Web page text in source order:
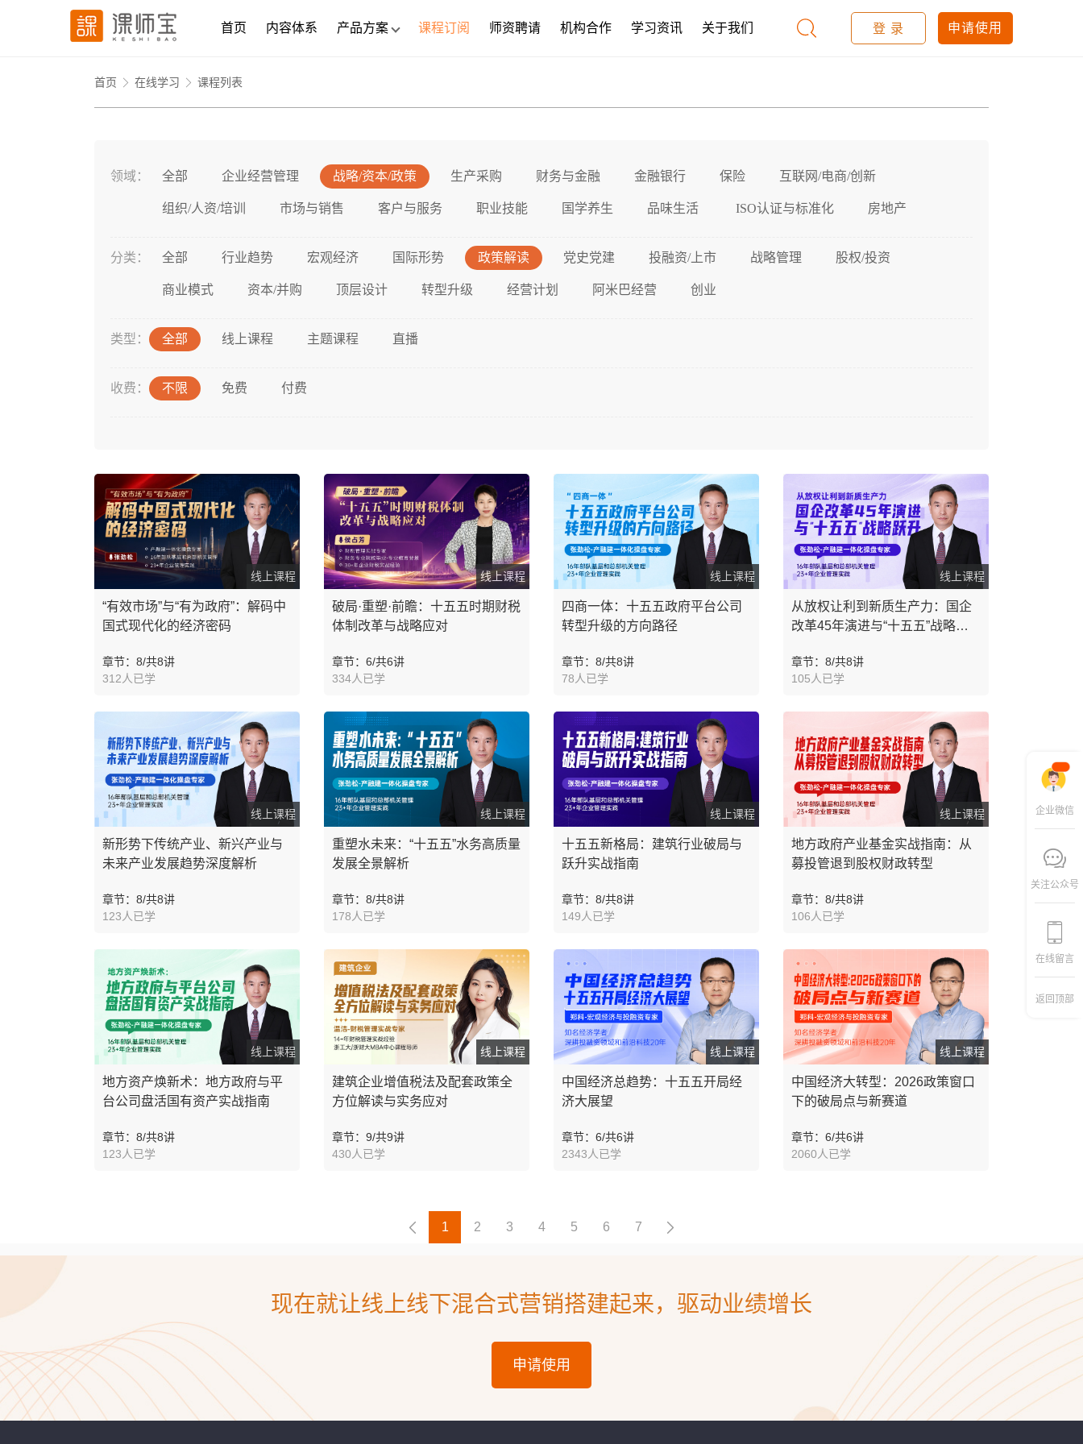
首页 内容体系 产品方案 课程订阅 师资聘请 机构合作 学习资讯 关于我们 登 录 申请使用
首页 在线学习 课程列表
领域： 全部 企业经营管理 战略/资本/政策 生产采购 财务与金融 金融银行 保险 互联网/电商/创新
组织/人资/培训 市场与销售 客户与服务 职业技能 国学养生 品味生活 ISO认证与标准化 房地产
分类： 全部 行业趋势 宏观经济 国际形势 政策解读 党史党建 投融资/上市 战略管理 股权/投资
商业模式 资本/并购 顶层设计 转型升级 经营计划 阿米巴经营 创业
类型： 全部 线上课程 主题课程 直播
收费： 不限 免费 付费
线上课程
“有效市场”与“有为政府”：解码中
国式现代化的经济密码
章节：8/共8讲
312人已学
线上课程
破局·重塑·前瞻：十五五时期财税
体制改革与战略应对
章节：6/共6讲
334人已学
线上课程
四商一体：十五五政府平台公司
转型升级的方向路径
章节：8/共8讲
78人已学
线上课程
从放权让利到新质生产力：国企
改革45年演进与“十五五”战略跃
章节：8/共8讲
105人已学
线上课程
新形势下传统产业、新兴产业与
未来产业发展趋势深度解析
章节：8/共8讲
123人已学
线上课程
重塑水未来：“十五五”水务高质量
发展全景解析
章节：8/共8讲
178人已学
线上课程
十五五新格局：建筑行业破局与
跃升实战指南
章节：8/共8讲
149人已学
线上课程
地方政府产业基金实战指南：从
募投管退到股权财政转型
章节：8/共8讲
106人已学
线上课程
地方资产焕新术：地方政府与平
台公司盘活国有资产实战指南
章节：8/共8讲
123人已学
线上课程
建筑企业增值税法及配套政策全
方位解读与实务应对
章节：9/共9讲
430人已学
线上课程
中国经济总趋势：十五五开局经
济大展望
章节：6/共6讲
2343人已学
线上课程
中国经济大转型：2026政策窗口
下的破局点与新赛道
章节：6/共6讲
2060人已学
1 2 3 4 5 6 7
现在就让线上线下混合式营销搭建起来，驱动业绩增长
申请使用
企业微信
关注公众号
在线留言
返回顶部